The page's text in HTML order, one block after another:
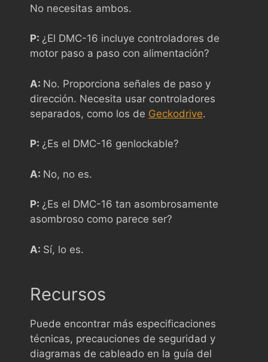
No necesitas ambos.
P: ¿El DMC-16 incluye controladores de
motor paso a paso con alimentación?
A: No. Proporciona señales de paso y
dirección. Necesita usar controladores
separados, como los de Geckodrive.
P: ¿Es el DMC-16 genlockable?
A: No, no es.
P: ¿Es el DMC-16 tan asombrosamente
asombroso como parece ser?
A: Sí, lo es.
Recursos
Puede encontrar más especificaciones
técnicas, precauciones de seguridad y
diagramas de cableado en la guía del